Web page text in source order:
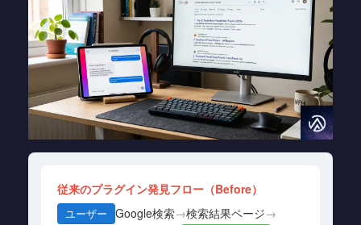
従来のプラグイン発見フロー（Before）
ユーザー Google検索→検索結果ページ→